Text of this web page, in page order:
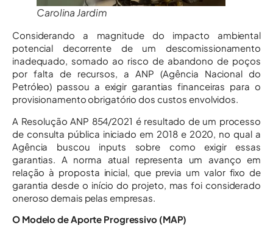
Carolina Jardim
Considerando a magnitude do impacto ambiental
potencial decorrente de um descomissionamento
inadequado, somado ao risco de abandono de poços
por falta de recursos, a ANP (Agência Nacional do
Petróleo) passou a exigir garantias financeiras para o
provisionamento obrigatório dos custos envolvidos.
A Resolução ANP 854/2021 é resultado de um processo
de consulta pública iniciado em 2018 e 2020, no qual a
Agência buscou inputs sobre como exigir essas
garantias. A norma atual representa um avanço em
relação à proposta inicial, que previa um valor fixo de
garantia desde o início do projeto, mas foi considerado
oneroso demais pelas empresas.
O Modelo de Aporte Progressivo (MAP)